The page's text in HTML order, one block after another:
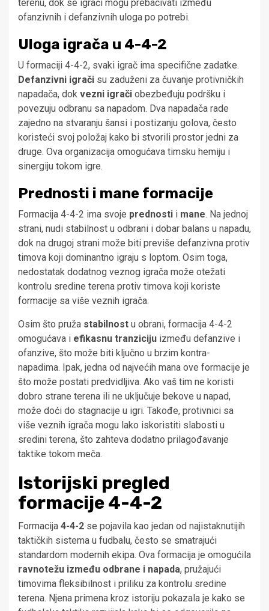
terenu, dok se igrači mogu prebacivati između
ofanzivnih i defanzivnih uloga po potrebi.
Uloga igrača u 4-4-2
U formaciji 4-4-2, svaki igrač ima specifične zadatke.
Defanzivni igrači su zaduženi za čuvanje protivničkih
napadača, dok vezni igrači obezbeđuju podršku i
povezuju odbranu sa napadom. Dva napadača rade
zajedno na stvaranju šansi i postizanju golova, često
koristeći svoj položaj kako bi stvorili prostor jedni za
druge. Ova organizacija omogućava timsku hemiju i
sinergiju tokom igre.
Prednosti i mane formacije
Formacija 4-4-2 ima svoje prednosti i mane. Na jednoj
strani, nudi stabilnost u odbrani i dobar balans u napadu,
dok na drugoj strani može biti previše defanzivna protiv
timova koji dominantno igraju s loptom. Osim toga,
nedostatak dodatnog veznog igrača može otežati
kontrolu sredine terena protiv timova koji koriste
formacije sa više veznih igrača.
Osim što pruža stabilnost u obrani, formacija 4-4-2
omogućava i efikasnu tranziciju između defanzive i
ofanzive, što može biti ključno u brzim kontra-
napadima. Ipak, jedna od najvećih mana ove formacije je
što može postati predvidljiva. Ako vaš tim ne koristi
dobro strane terena ili ne uključuje bekove u napad,
može doći do stagnacije u igri. Takođe, protivnici sa
više veznih igrača mogu lako iskoristiti slabosti u
sredini terena, što zahteva dodatno prilagođavanje
taktike tokom meča.
Istorijski pregled
formacije 4-4-2
Formacija 4-4-2 se pojavila kao jedan od najistaknutijih
taktičkih sistema u fudbalu, često se smatrajući
standardom modernih ekipa. Ova formacija je omogućila
ravnotežu između odbrane i napada, pružajući
timovima fleksibilnost i priliku za kontrolu sredine
terena. Njena primena kroz istoriju pokazala je kako se